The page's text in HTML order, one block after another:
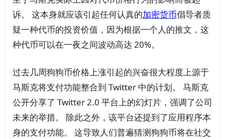
诉。 这本身就应该引起任何认真的加密货币倡导者质
疑一种代币的投资价值，因为根据一个人的推文，这
种代币可以在一夜之间波动高达 20%。
过去几周狗狗币价格上涨引起的兴奋很大程度上源于
马斯克将支付功能整合到 Twitter 中的计划。 马斯克
公开分享了 Twitter 2.0 平台上的幻灯片，强调了公司
未来的举措。 除此之外，该平台还提到了应用程序本
身的支付功能。 这导致人们普遍猜测狗狗币将在社交